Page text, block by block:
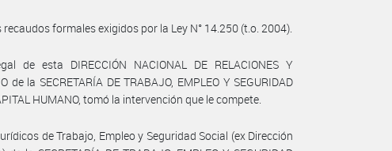
formales exigidos por la Ley N° 14.250 (t.o. 2004).
de esta DIRECCIÓN NACIONAL DE RELACIONES Y
de la SECRETARÍA DE TRABAJO, EMPLEO Y SEGURIDAD
HUMANO, tomó la intervención que le compete.
de Trabajo, Empleo y Seguridad Social (ex Dirección